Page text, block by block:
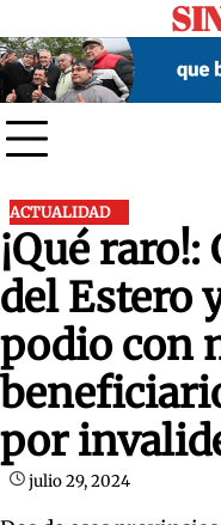
to
content
ACTUALIDAD
¡Qué
del Estero
podio con
por
julio 29, 2024